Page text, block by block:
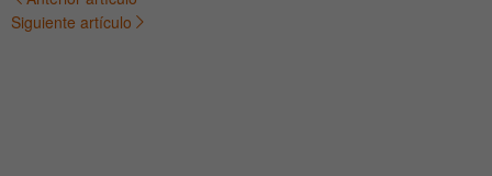
Siguiente artículo